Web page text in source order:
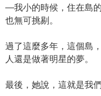
—我小的時候，住在島
也無可挑剔。
過了這麼多年，這個島
人還是做著明星的夢。
最後，她說，這就是我